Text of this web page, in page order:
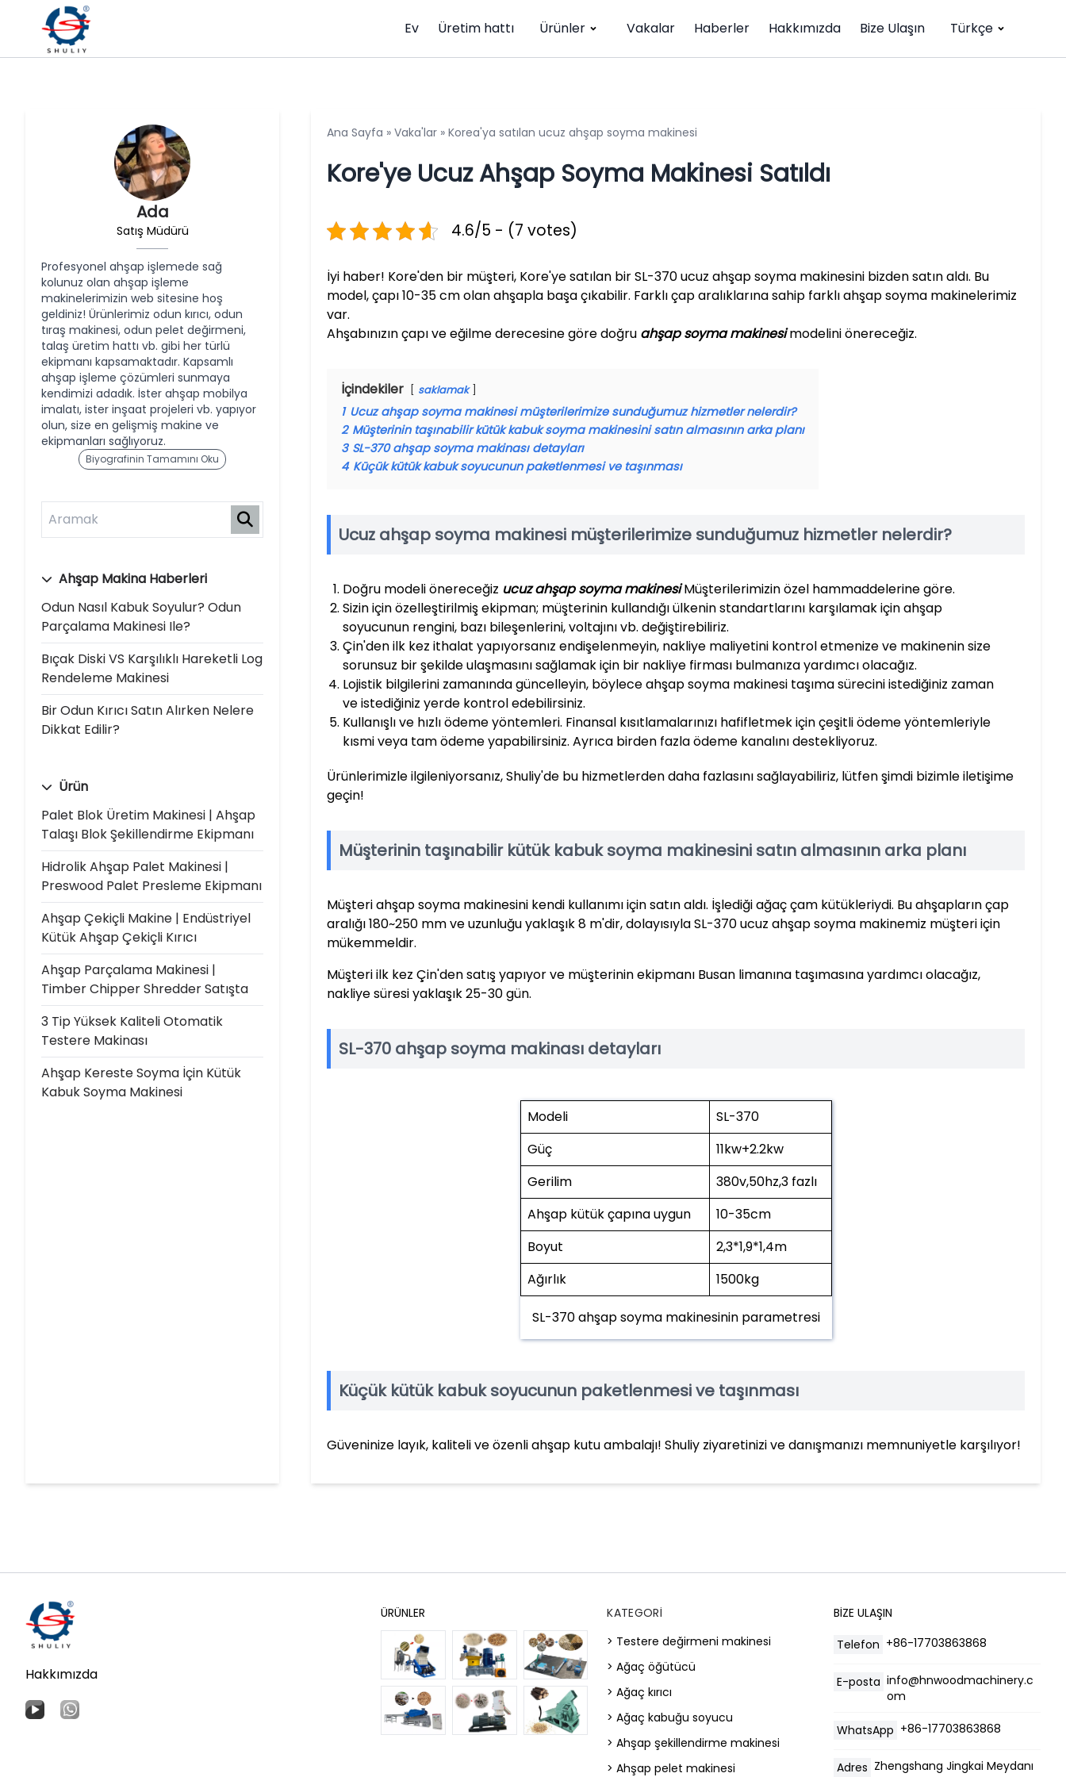
Ev Üretim hattı Ürünler Vakalar Haberler Hakkımızda Bize Ulaşın Türkçe
Ada
Satış Müdürü
Profesyonel ahşap işlemede sağ
kolunuz olan ahşap işleme
makinelerimizin web sitesine hoş
geldiniz! Ürünlerimiz odun kırıcı, odun
tıraş makinesi, odun pelet değirmeni,
talaş üretim hattı vb. gibi her türlü
ekipmanı kapsamaktadır. Kapsamlı
ahşap işleme çözümleri sunmaya
kendimizi adadık. İster ahşap mobilya
imalatı, ister inşaat projeleri vb. yapıyor
olun, size en gelişmiş makine ve
ekipmanları sağlıyoruz.
Biyografinin Tamamını Oku
Ahşap Makina Haberleri
Odun Nasıl Kabuk Soyulur? Odun
Parçalama Makinesi Ile?
Bıçak Diski VS Karşılıklı Hareketli Log
Rendeleme Makinesi
Bir Odun Kırıcı Satın Alırken Nelere
Dikkat Edilir?
Ürün
Palet Blok Üretim Makinesi | Ahşap
Talaşı Blok Şekillendirme Ekipmanı
Hidrolik Ahşap Palet Makinesi |
Preswood Palet Presleme Ekipmanı
Ahşap Çekiçli Makine | Endüstriyel
Kütük Ahşap Çekiçli Kırıcı
Ahşap Parçalama Makinesi |
Timber Chipper Shredder Satışta
3 Tip Yüksek Kaliteli Otomatik
Testere Makinası
Ahşap Kereste Soyma İçin Kütük
Kabuk Soyma Makinesi
Ana Sayfa » Vaka'lar » Korea'ya satılan ucuz ahşap soyma makinesi
Kore'ye Ucuz Ahşap Soyma Makinesi Satıldı
4.6/5 - (7 votes)
İyi haber! Kore'den bir müşteri, Kore'ye satılan bir SL-370 ucuz ahşap soyma makinesini bizden satın aldı. Bu
model, çapı 10-35 cm olan ahşapla başa çıkabilir. Farklı çap aralıklarına sahip farklı ahşap soyma makinelerimiz
var.
Ahşabınızın çapı ve eğilme derecesine göre doğru ahşap soyma makinesimodelini önereceğiz.
İçindekiler saklamak
1 Ucuz ahşap soyma makinesi müşterilerimize sunduğumuz hizmetler nelerdir?
2 Müşterinin taşınabilir kütük kabuk soyma makinesini satın almasının arka planı
3 SL-370 ahşap soyma makinası detayları
4 Küçük kütük kabuk soyucunun paketlenmesi ve taşınması
Ucuz ahşap soyma makinesi müşterilerimize sunduğumuz hizmetler nelerdir?
Doğru modeli önereceğiz ucuz ahşap soyma makinesiMüşterilerimizin özel hammaddelerine göre.
Sizin için özelleştirilmiş ekipman; müşterinin kullandığı ülkenin standartlarını karşılamak için ahşap
soyucunun rengini, bazı bileşenlerini, voltajını vb. değiştirebiliriz.
Çin'den ilk kez ithalat yapıyorsanız endişelenmeyin, nakliye maliyetini kontrol etmenize ve makinenin size
sorunsuz bir şekilde ulaşmasını sağlamak için bir nakliye firması bulmanıza yardımcı olacağız.
Lojistik bilgilerini zamanında güncelleyin, böylece ahşap soyma makinesi taşıma sürecini istediğiniz zaman
ve istediğiniz yerde kontrol edebilirsiniz.
Kullanışlı ve hızlı ödeme yöntemleri. Finansal kısıtlamalarınızı hafifletmek için çeşitli ödeme yöntemleriyle
kısmi veya tam ödeme yapabilirsiniz. Ayrıca birden fazla ödeme kanalını destekliyoruz.
Ürünlerimizle ilgileniyorsanız, Shuliy'de bu hizmetlerden daha fazlasını sağlayabiliriz, lütfen şimdi bizimle iletişime
geçin!
Müşterinin taşınabilir kütük kabuk soyma makinesini satın almasının arka planı
Müşteri ahşap soyma makinesini kendi kullanımı için satın aldı. İşlediği ağaç çam kütükleriydi. Bu ahşapların çap
aralığı 180~250 mm ve uzunluğu yaklaşık 8 m'dir, dolayısıyla SL-370 ucuz ahşap soyma makinemiz müşteri için
mükemmeldir.
Müşteri ilk kez Çin'den satış yapıyor ve müşterinin ekipmanı Busan limanına taşımasına yardımcı olacağız,
nakliye süresi yaklaşık 25-30 gün.
SL-370 ahşap soyma makinası detayları
Modeli
SL-370
Güç
11kw+2.2kw
Gerilim
380v,50hz,3 fazlı
Ahşap kütük çapına uygun
10-35cm
Boyut
2,3*1,9*1,4m
Ağırlık
1500kg
SL-370 ahşap soyma makinesinin parametresi
Küçük kütük kabuk soyucunun paketlenmesi ve taşınması
Güveninize layık, kaliteli ve özenli ahşap kutu ambalajı! Shuliy ziyaretinizi ve danışmanızı memnuniyetle karşılıyor!
Hakkımızda
ÜRÜNLER
KATEGORI
> Testere değirmeni makinesi
> Ağaç öğütücü
> Ağaç kırıcı
> Ağaç kabuğu soyucu
> Ahşap şekillendirme makinesi
> Ahşap pelet makinesi
BIZE ULAŞIN
Telefon +86-17703863868
E-posta info@hnwoodmachinery.c
om
WhatsApp +86-17703863868
Adres Zhengshang Jingkai Meydanı